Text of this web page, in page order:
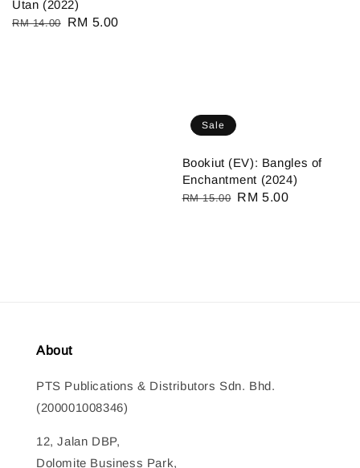
Utan (2022)
Regular
RM 14.00
Sale
RM 5.00
Sale
Bookiut (EV): Bangles of
Enchantment (2024)
Regular
RM 15.00 Sale
RM 5.00
About
PTS Publications & Distributors Sdn. Bhd.
(200001008346)
12, Jalan DBP,
Dolomite Business Park,